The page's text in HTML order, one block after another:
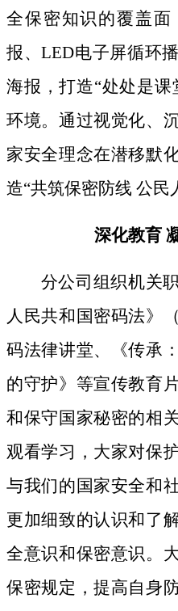
全保密知识的覆盖面
报、LED电子屏循环
海报，打造“处处是课
环境。通过视觉化、
家安全理念在潜移默
造“共筑保密防线 公民
深化教育
分公司组织机关
人民共和国密码法》
码法律讲堂、
《传承
的守护》等宣传教育片
和保守国家秘密的相
观看学习，大家对保
与我们的国家安全和
更加细致的认识和了
全意识和保密意识。
保密规定，提高自身